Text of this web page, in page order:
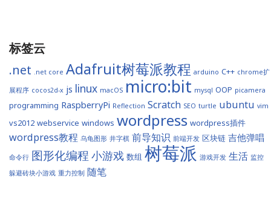
标签云
.net
.net core Adafruit树莓派教程 arduino C++ chrome扩
展程序 cocos2d-x js linux macOS micro:bit mysql OOP picamera
programming RaspberryPi Reflection Scratch SEO turtle ubuntu vim
vs2012 webservice windows wordpress wordpress插件
wordpress教程 乌龟图形 井字棋 前导知识 前端开发 区块链 吉他弹唱
命令行 图形化编程 小游戏 数组 树莓派 游戏开发 生活 监控
躲避砖块小游戏 重力控制 随笔